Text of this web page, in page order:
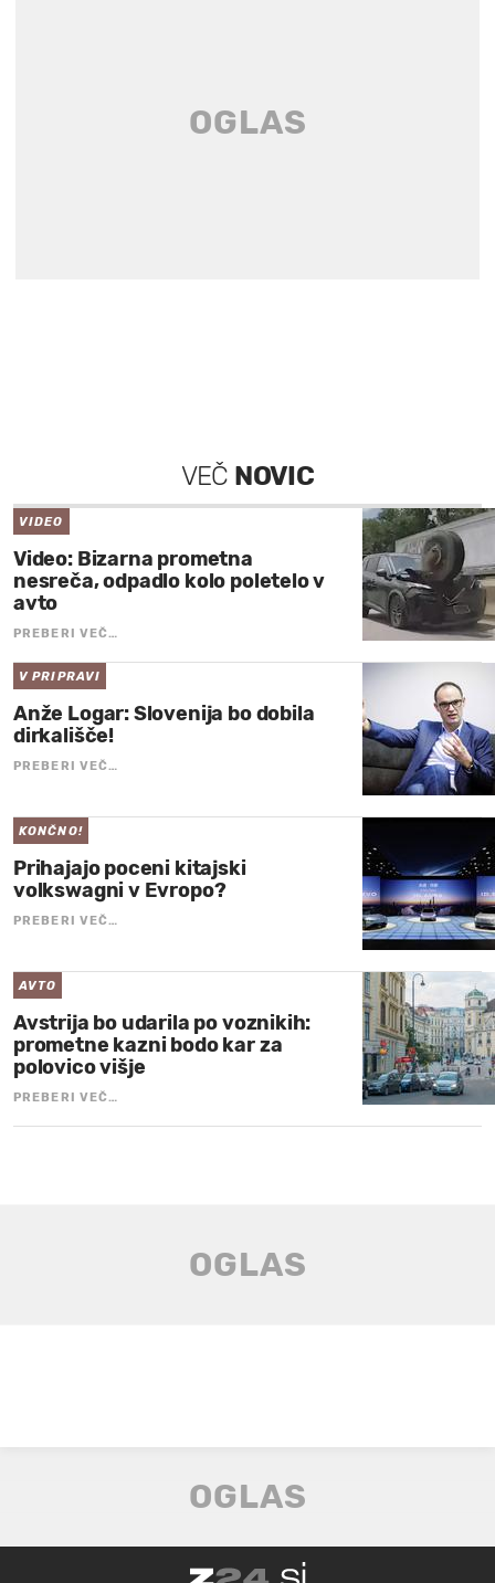
VEČ NOVIC
VIDEO
Video: Bizarna prometna
nesreča, odpadlo kolo poletelo v
avto
PREBERI VEČ…
V PRIPRAVI
Anže Logar: Slovenija bo dobila
dirkališče!
PREBERI VEČ…
KONČNO!
Prihajajo poceni kitajski
volkswagni v Evropo?
PREBERI VEČ…
AVTO
Avstrija bo udarila po voznikih:
prometne kazni bodo kar za
polovico višje
PREBERI VEČ…